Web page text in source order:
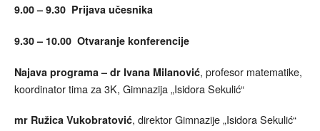
9.00 – 9.30 Prijava učesnika
9.30 – 10.00 Otvaranje konferencije
Najava programa – dr Ivana Milanović, profesor matematike,
koordinator tima za 3K, Gimnazija „Isidora Sekulić“
mr Ružica Vukobratović, direktor Gimnazije „Isidora Sekulić“